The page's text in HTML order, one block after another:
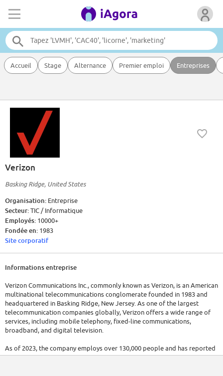
Accueil Stage Alternance Premier emploi Entreprises
Verizon
Basking Ridge, United States
Organisation: Entreprise
Secteur:TIC / Informatique
Employés: 10000+
Fondée en: 1983
Site corporatif
Informations entreprise
Verizon Communications Inc., commonly known as Verizon, is an American
multinational telecommunications conglomerate founded in 1983 and
headquartered in Basking Ridge, New Jersey. As one of the largest
telecommunication companies globally, Verizon offers a wide range of
services, including mobile telephony, fixed-line communications,
broadband, and digital television.
As of 2023, the company employs over 130,000 people and has reported
recent revenues exceeding $130 billion. Known for its significant